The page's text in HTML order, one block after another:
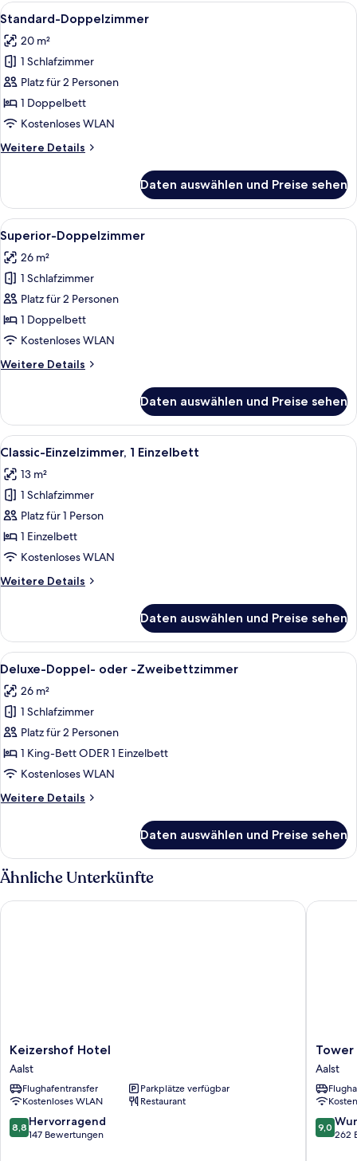
Alle
Fotos
für
Standard-
Doppelzimmer
anzeigen
Ein Schlafzimmer mit einem
1
Standard-Doppelzimmer
20 m²
1 Schlafzimmer
Platz für 2 Personen
1 Doppelbett
Kostenloses WLAN
Weitere Details
Weitere
Doppelzimmer
Daten auswählen und Preise sehen
Alle
Fotos
für
Superior-
Doppelzimmer
anzeigen
Ein Schlafzimmer mit einem
1
Superior-Doppelzimmer
26 m²
1 Schlafzimmer
Platz für 2 Personen
1 Doppelbett
Kostenloses WLAN
Weitere Details
Weitere
Doppelzimmer
Daten auswählen und Preise sehen
Alle
Fotos
für
Classic-
Einzelzimmer,
1 Einzelbett
anzeigen
Ein Schlafzimmer mit einem
1
Classic-Einzelzimmer, 1 Einzelbett
13 m²
1 Schlafzimmer
Platz für 1 Person
1 Einzelbett
Kostenloses WLAN
Weitere Details
Weitere
Einzelzimmer,
1 Einzelbett
Daten auswählen und Preise sehen
Alle
Fotos
für
Deluxe-
Doppel-
oder
-
anzeigen
Ein Hotelzimmer mit einem Bett,
1
Deluxe-Doppel- oder -Zweibettzimmer
26 m²
1 Schlafzimmer
Platz für 2 Personen
1 King-Bett ODER 1 Einzelbett
Kostenloses WLAN
Weitere Details
Weitere
Doppel-
oder
-
Zweibettzimmer
Daten auswählen und Preise sehen
Ähnliche Unterkünfte
Keizershof
Hotel
Aalst
Keizershof Hotel
Aalst
Flughafentransfer
Parkplätze verfügbar
Kostenloses WLAN
Restaurant
8.8
von
8,8 Hervorragend
147 Bewertungen
Keizershof Hotel
Tower
Hotel
Aalst
Aalst
9.0
von
9,0
262
Tower